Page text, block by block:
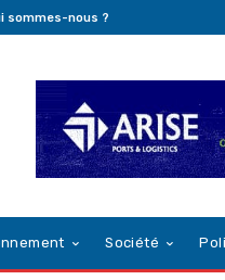
sommes-nous ?
Société